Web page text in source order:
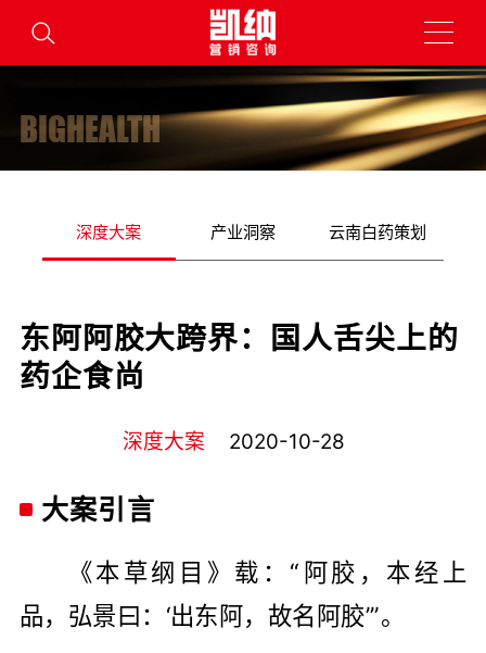
BIGHEALTH
深度大案 产业洞察 云南白药策划
东阿阿胶大跨界：国人舌尖上的
药企食尚
深度大案 2020-10-28
大案引言
《本草纲目》载：“阿胶，本经上
品，弘景曰：‘出东阿，故名阿胶’”。